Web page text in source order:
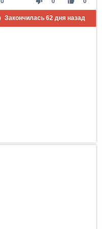
Закончилась 62дня назад